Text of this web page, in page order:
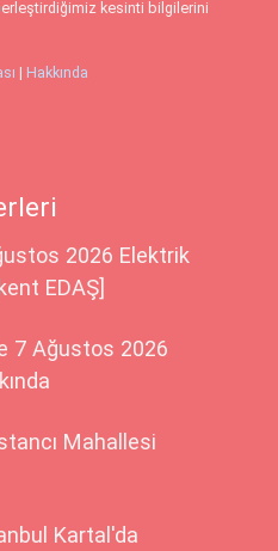
kesinti bilgilerini
| Hakkında
2026 Elektrik
EDAŞ]
7 Ağustos 2026
Mahallesi
Kartal'da